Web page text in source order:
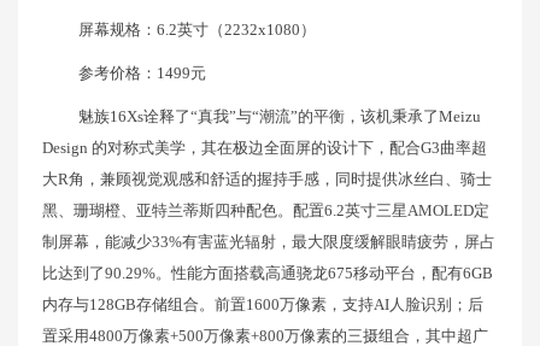
屏幕规格：6.2英寸（2232x1080）
参考价格：1499元
魅族16Xs诠释了“真我”与“潮流”的平衡，该机秉承了Meizu
Design 的对称式美学，其在极边全面屏的设计下，配合G3曲率超
大R角，兼顾视觉观感和舒适的握持手感，同时提供冰丝白、骑士
黑、珊瑚橙、亚特兰蒂斯四种配色。配置6.2英寸三星AMOLED定
制屏幕，能减少33%有害蓝光辐射，最大限度缓解眼睛疲劳，屏占
比达到了90.29%。性能方面搭载高通骁龙675移动平台，配有6GB
内存与128GB存储组合。前置1600万像素，支持AI人脸识别；后
置采用4800万像素+500万像素+800万像素的三摄组合，其中超广